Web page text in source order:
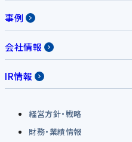
事例
会社情報
IR情報
経営方針・戦略
財務・業績情報